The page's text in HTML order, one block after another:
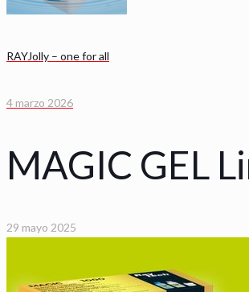
RAYJolly – one for all
4 marzo 2026
MAGIC GEL
29 mayo 2025